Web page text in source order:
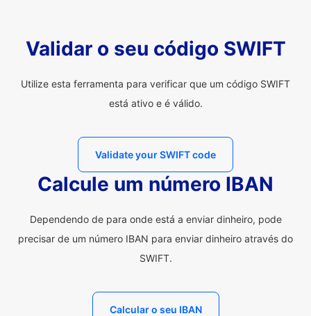
Validar o seu código SWIFT
Utilize esta ferramenta para verificar que um código SWIFT
está ativo e é válido.
Validate your SWIFT code
Calcule um número IBAN
Dependendo de para onde está a enviar dinheiro, pode
precisar de um número IBAN para enviar dinheiro através do
SWIFT.
Calcular o seu IBAN